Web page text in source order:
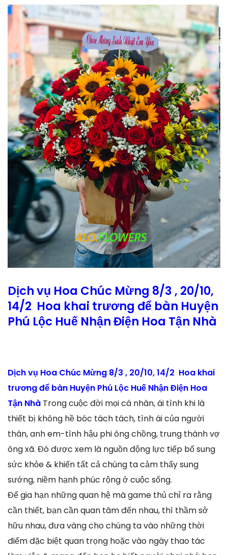
Dịch vụ Hoa Chúc Mừng 8/3 , 20/10,
14/2 Hoa khai trương để bàn Huyện
Phú Lộc Huế Nhận Điện Hoa Tận Nhà
Dịch vụ Hoa Chúc Mừng 8/3 , 20/10, 14/2 Hoa khai
trương để bàn Huyện Phú Lộc Huế Nhận Điện Hoa
Tận Nhà Trong cuộc đời mọi cá nhân, ái tình khi là
thiết bị không hề bóc tách tách, tình ái của người
thân, anh em-tình hậu phi ông chồng, trung thành vợ
ông xã. Đó được xem là nguồn động lực tiếp bổ sung
sức khỏe & khiến tất cả chúng ta cảm thấy sung
sướng, niềm hạnh phúc rộng ở cuộc sống.
Để gia hạn những quan hệ mà game thủ chỉ ra rằng
cần thiết, bạn cần quan tâm đến nhau, thì thầm sở
hữu nhau, đưa vàng cho chúng ta vào những thời
điểm đặc biệt quan trọng hoặc vào ngày thao tác